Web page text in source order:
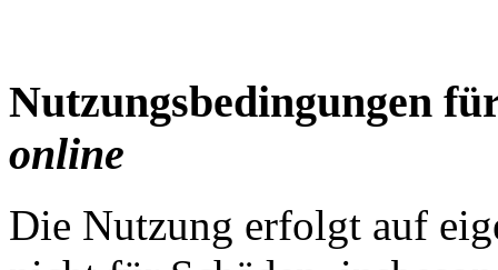
Nutzungsbedingungen
online
Die Nutzung erfolgt auf